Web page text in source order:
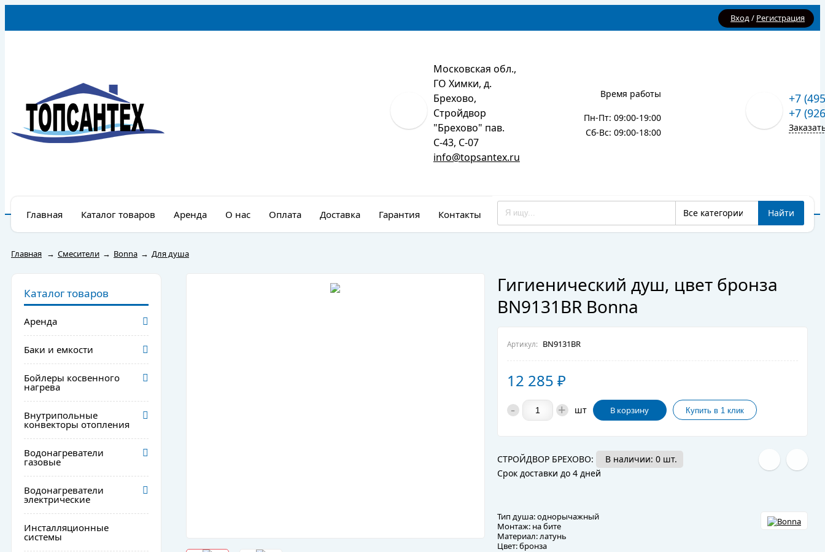
Вход/ Регистрация
Московская обл.,
ГО Химки, д.
Брехово,
Стройдвор
"Брехово" пав.
С-43, С-07
info@topsantex.ru
Время работы
Пн-Пт: 09:00-19:00
Сб-Вс: 09:00-18:00
+7
+7
Все категории Найти
Все категории Найти
Главная Каталог товаров Аренда О нас Оплата Доставка Гарантия Контакты Монтаж
Главная → Смесители → Bonna → Для душа
Каталог товаров
Аренда
Баки и емкости
Бойлеры косвенного
нагрева
Внутрипольные
конвекторы отопления
Водонагреватели
газовые
Водонагреватели
электрические
Инсталляционные
системы
Гигиенический душ, цвет бронза
BN9131BR Bonna
Артикул: BN9131BR
12 285 ₽
- + шт В корзину
СТРОЙДВОР БРЕХОВО:
В наличии: 0 шт.
Срок доставки до 4 дней
Тип душа: однорычажный
Монтаж: на бите
Материал: латунь
Цвет: бронза